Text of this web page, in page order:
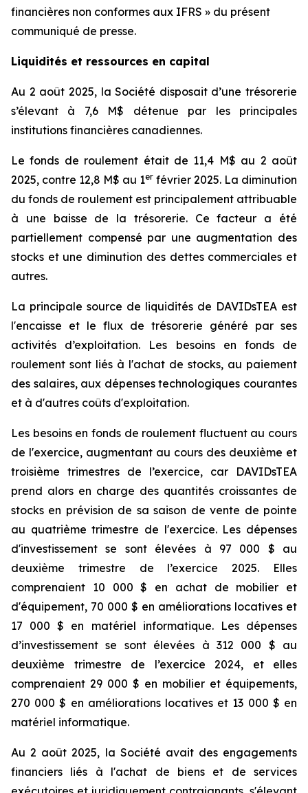
financières non conformes aux IFRS » du présent
communiqué de presse.
Liquidités et ressources en capital
Au 2 août 2025, la Société disposait d’une trésorerie
s’élevant à 7,6 M$ détenue par les principales
institutions financières canadiennes.
Le fonds de roulement était de 11,4 M$ au 2 août
2025, contre 12,8 M$ au 1er février 2025. La diminution
du fonds de roulement est principalement attribuable
à une baisse de la trésorerie. Ce facteur a été
partiellement compensé par une augmentation des
stocks et une diminution des dettes commerciales et
autres.
La principale source de liquidités de DAVIDsTEA est
l'encaisse et le flux de trésorerie généré par ses
activités d’exploitation. Les besoins en fonds de
roulement sont liés à l'achat de stocks, au paiement
des salaires, aux dépenses technologiques courantes
et à d'autres coûts d'exploitation.
Les besoins en fonds de roulement fluctuent au cours
de l'exercice, augmentant au cours des deuxième et
troisième trimestres de l’exercice, car DAVIDsTEA
prend alors en charge des quantités croissantes de
stocks en prévision de sa saison de vente de pointe
au quatrième trimestre de l'exercice. Les dépenses
d'investissement se sont élevées à 97 000 $ au
deuxième trimestre de l’exercice 2025. Elles
comprenaient 10 000 $ en achat de mobilier et
d'équipement, 70 000 $ en améliorations locatives et
17 000 $ en matériel informatique. Les dépenses
d’investissement se sont élevées à 312 000 $ au
deuxième trimestre de l’exercice 2024, et elles
comprenaient 29 000 $ en mobilier et équipements,
270 000 $ en améliorations locatives et 13 000 $ en
matériel informatique.
Au 2 août 2025, la Société avait des engagements
financiers liés à l'achat de biens et de services